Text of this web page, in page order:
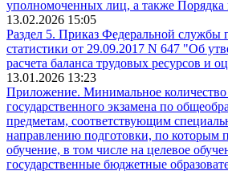
уполномоченных лиц, а также Порядка
13.02.2026 15:05
Раздел 5. Приказ Федеральной службы
статистики от 29.09.2017 N 647 "Об
расчета баланса трудовых ресурсов и
13.01.2026 13:23
Приложение. Минимальное количество
государственного экзамена по
предметам, соответствующим
направлению подготовки, по которым
обучение, в том числе на целевое
государственные бюджетные